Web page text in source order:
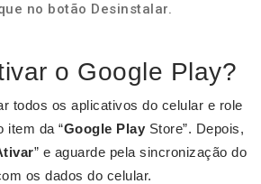
no botão Desinstalar.
o Google Play?
todos os aplicativos do celular e role
item da “Google Play Store”. Depois,
” e aguarde pela sincronização do
os dados do celular.